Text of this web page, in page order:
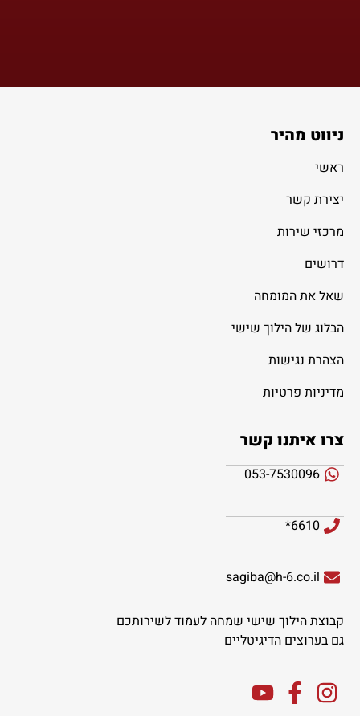
ניווט מהיר
ראשי
יצירת קשר
מרכזי שירות
דרושים
שאל את המומחה
הבלוג של הילוך שישי
הצהרת נגישות
מדיניות פרטיות
צרו איתנו קשר
053-7530096
6610*
sagiba@h-6.co.il
קבוצת הילוך שישי שמחה לעמוד לשירותכם
גם בערוצים הדיגיטליים